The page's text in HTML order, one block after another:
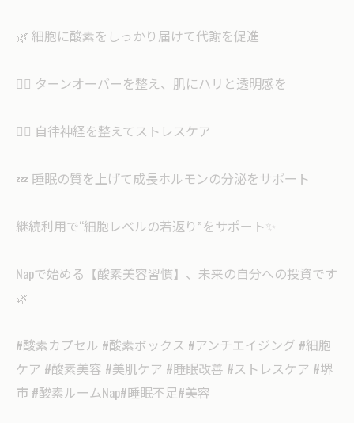
🌿 細胞に酸素をしっかり届けて代謝を促進
💆‍♀️ ターンオーバーを整え、肌にハリと透明感を
🧘‍♀️ 自律神経を整えてストレスケア
💤 睡眠の質を上げて成長ホルモンの分泌をサポート
継続利用で“細胞レベルの若返り”をサポート✨
Napで始める【酸素美容習慣】、未来の自分への投資です
🌿
#酸素カプセル #酸素ボックス #アンチエイジング #細胞
ケア #酸素美容 #美肌ケア #睡眠改善 #ストレスケア #堺
市 #酸素ルームNap#睡眠不足#美容